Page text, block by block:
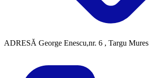
ADRESĂ George Enescu,nr. 6 , Targu Mures